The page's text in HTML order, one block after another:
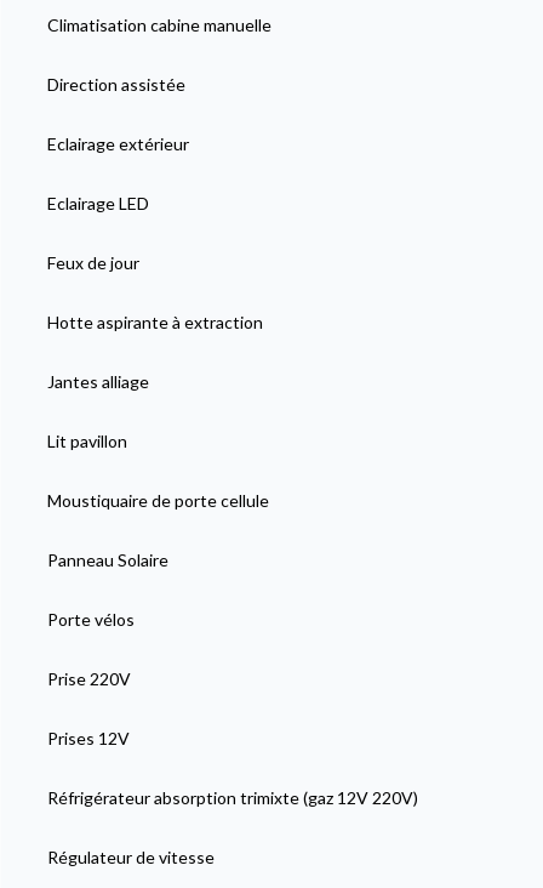
Climatisation cabine manuelle
Direction assistée
Eclairage extérieur
Eclairage LED
Feux de jour
Hotte aspirante à extraction
Jantes alliage
Lit pavillon
Moustiquaire de porte cellule
Panneau Solaire
Porte vélos
Prise 220V
Prises 12V
Réfrigérateur absorption trimixte (gaz 12V 220V)
Régulateur de vitesse